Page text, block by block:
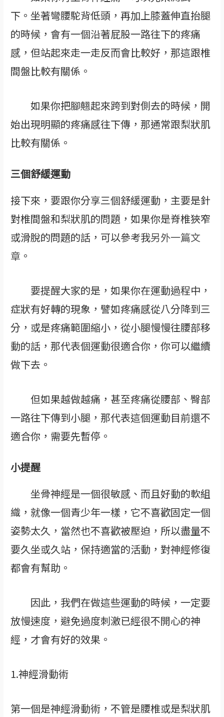
下。坐著彎腰駝背低頭，再加上膝蓋伸直抬腿
的時候，會有一個沿著屁股一路往下的疼痛
感，但站起來走一走反而會比較好，那這跟椎
間盤比較有關係。
如果你把腳翹起來跨到對側去的時候，開
始出現明顯的疼痛感往下傳，那通常跟梨狀肌
比較有關係。
三個舒緩運動
接下來，要跟你分享三個舒緩運動，主要是針
對椎間盤和梨狀肌的問題，如果你是脊椎狹窄
或滑脫的問題的話，可以參考我另外一篇文
章 。
要提醒大家的是，如果你在運動過程中，
症狀有好轉的現象，譬如疼痛感從八分降到三
分，或是疼痛範圍縮小，從小腿慢慢往腰部移
動的話，那代表個運動很適合你，你可以繼續
做下去。
但如果越做越痛，甚至疼痛從腰部、臀部
一路往下傳到小腿，那代表這個運動目前還不
適合你，需要先暫停。
小提醒
坐骨神經是一個很敏感、而且好動的軟組
織，就像一個青少年一樣，它不喜歡固定一個
姿勢太久，當然也不喜歡被壓迫，所以盡量不
要久坐或久站，保持適當的活動，對神經修復
都會有幫助。
因此，我們在做這些運動的時候，一定要
放慢速度，避免過度刺激已經很不開心的神
經，才會有好的效果。
1.神經滑動術
第一個是神經滑動術，不管是腰椎或是梨狀肌